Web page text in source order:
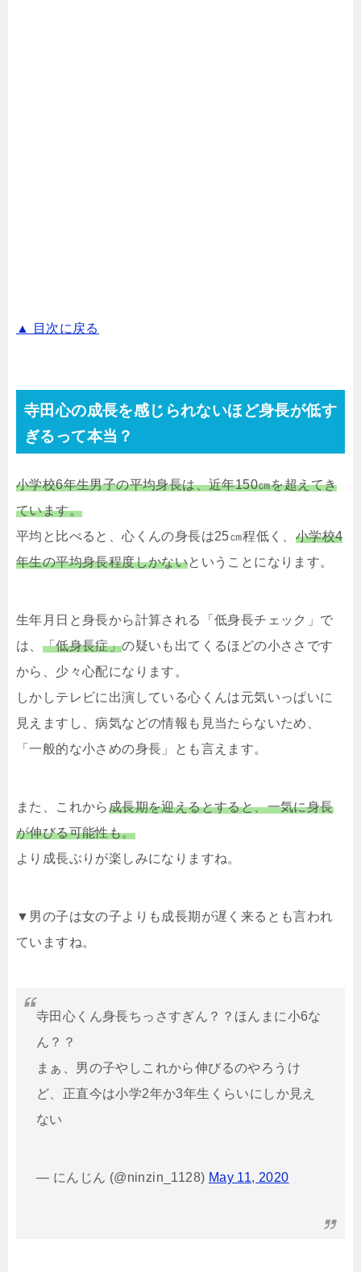
▲ 目次に戻る
寺田心の成長を感じられないほど身長が低す
ぎるって本当？
小学校6年生男子の平均身長は、近年150㎝を超えてき
ています。
平均と比べると、心くんの身長は25㎝程低く、 小学校4
年生の平均身長程度しかないということになります。
生年月日と身長から計算される「低身長チェック」で
は、 「低身長症」の疑いも出てくるほどの小ささです
から、少々心配になります。
しかしテレビに出演している心くんは元気いっぱいに
見えますし、病気などの情報も見当たらないため、
「一般的な小さめの身長」とも言えます。
また、これから成長期を迎えるとすると、一気に身長
が伸びる可能性も。
より成長ぶりが楽しみになりますね。
▼男の子は女の子よりも成長期が遅く来るとも言われ
ていますね。
寺田心くん身長ちっさすぎん？？ほんまに小6な
ん？？
まぁ、男の子やしこれから伸びるのやろうけ
ど、正直今は小学2年か3年生くらいにしか見え
ない
— にんじん (@ninzin_1128) May 11, 2020